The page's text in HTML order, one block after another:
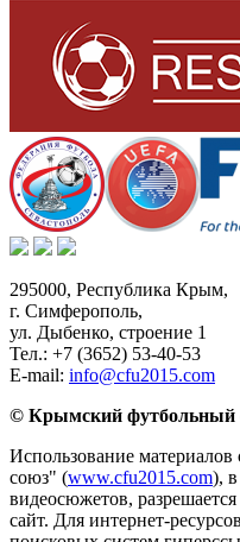
295000, Республика Крым,
г. Симферополь,
ул. Дыбенко, строение 1
Тел.: +7 (3652) 53-40-53
E-mail: info@cfu2015.com
© Крымский футбольный
Использование
союз" (www.cfu2015.com),
видеосюжетов,
сайт. Для интернет-